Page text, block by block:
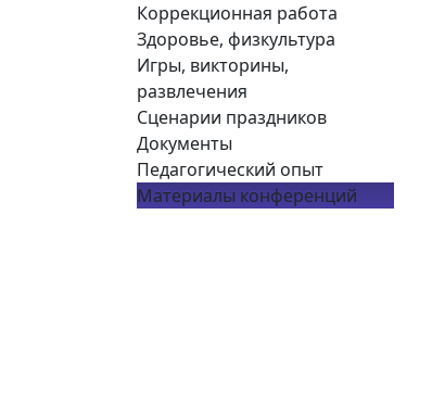
Коррекционная работа
Здоровье, физкультура
Игры, викторины,
развлечения
Сценарии праздников
Документы
Педагогический опыт
Материалы конференций